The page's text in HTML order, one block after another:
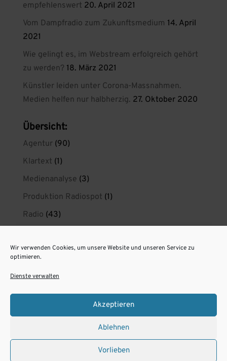
Wir verwenden Cookies, um unsere Website und unseren Service zu
optimieren.
Dienste verwalten
Akzeptieren
Ablehnen
Vorlieben
empfehlenswert 20. April 2021
Vom Dampfradio zum Zukunftsmedium 14. April
2021
Wie gelingt es, im Webstream erfolgreich gehört
zu werden? 18. März 2021
Künstler leiden unter Corona-Massnahmen.
Medien helfen nur halbherzig. 27. Oktober 2020
Übersicht:
Agentur(90)
Klartext (1)
Medienanalyse (3)
Produktion Radiospot (1)
Radio (43)
radiokreaktiv privat(1)
Cookie-Richtlinie (EU)